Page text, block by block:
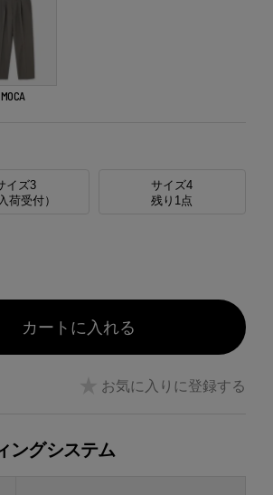
MOCA
イズ3
荷受付）
サイズ4
残り1点
お気に入りに登録する
カートに入れる
ングシステム